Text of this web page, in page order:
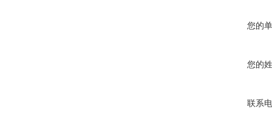
您的
您的
联系